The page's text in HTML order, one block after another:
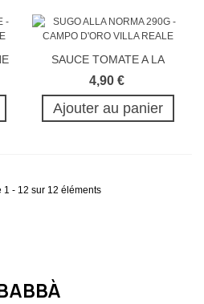
SAUCE TOMATE A LA
NORMA 300G
4,90 €
Ajouter au panier
1 - 12 sur 12 éléments